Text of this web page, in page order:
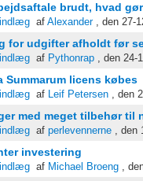
brudt, hvad
af Alexander, den 27-
for udgifter afholdt før
af Pythonrap , den 24-
Summarum licens købes
af Leif Petersen , den
med meget tilbehør til
af perlevennerne , den
investering
af Michael Broeng ,